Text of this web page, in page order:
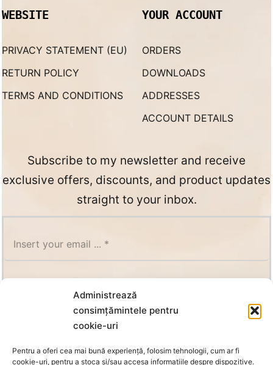
Administrează
consimțămintele pentru
cookie-uri
Pentru a oferi cea mai bună experiență, folosim tehnologii, cum ar fi
cookie-uri, pentru a stoca și/sau accesa informațiile despre dispozitive.
WEBSITE
PRIVACY STATEMENT (EU)
RETURN POLICY
TERMS AND CONDITIONS
YOUR ACCOUNT
ORDERS
DOWNLOADS
ADDRESSES
ACCOUNT DETAILS
Subscribe to my newsletter and receive
exclusive offers, discounts, and product updates
straight to your inbox.
SUBSCRIBE